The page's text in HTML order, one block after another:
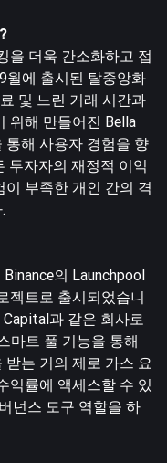
을 더욱 간소화하고 접
월에 출시된 탈중앙화
및 느린 거래 시간과
위해 만들어진 Bella
통해 사용자 경험을 향
투자자의 재정적 이익
부족한 개인 간의 격
의 Launchpool
젝트로 출시되었습니
과 같은 회사로
마트 풀 기능을 통해
는 거의 제로 가스 요
익률에 액세스할 수 있
넌스 도구 역할을 하